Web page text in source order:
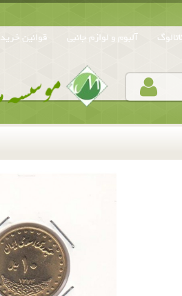
آلبوم و لوازم جانبی قوانین خرید